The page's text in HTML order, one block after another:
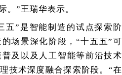
。”王瑞华表示。
五”是智能制造的试点探索阶
场景深化阶段，“十五五”可
及以及人工智能等前沿技术
技术深度融合探索阶段。“在